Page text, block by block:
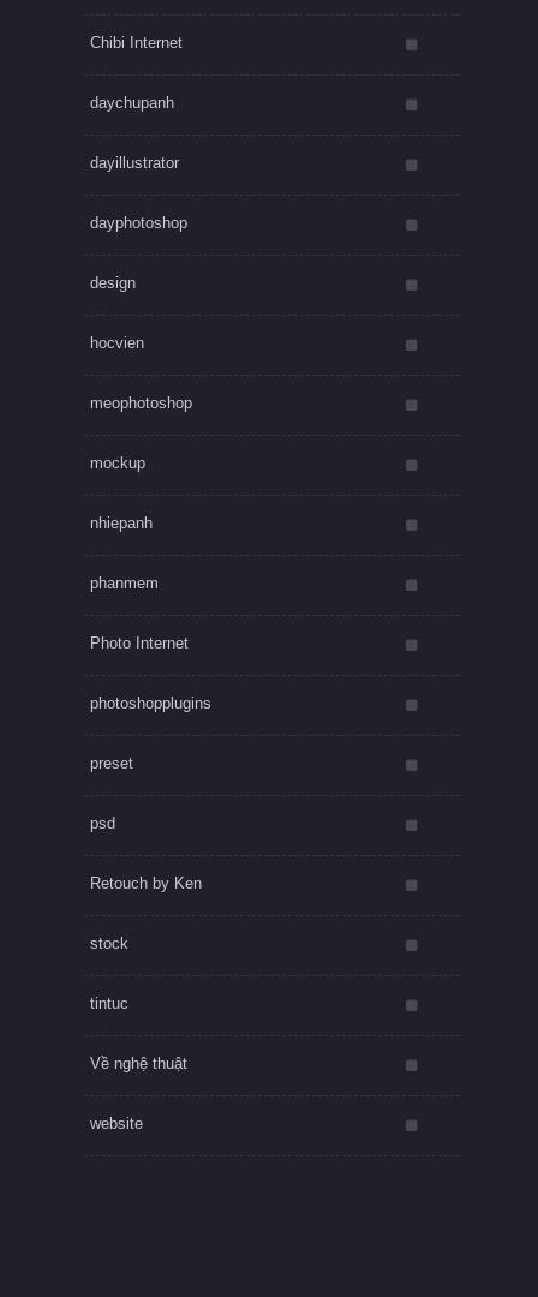
Chibi Internet
daychupanh
dayillustrator
dayphotoshop
design
hocvien
meophotoshop
mockup
nhiepanh
phanmem
Photo Internet
photoshopplugins
preset
psd
Retouch by Ken
stock
tintuc
Về nghệ thuật
website